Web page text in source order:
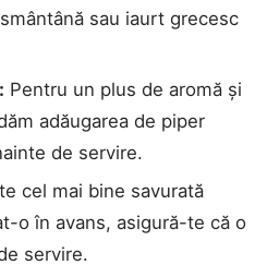
sau iaurt grecesc
Pentru un plus de aromă și
adăugarea de piper
de servire.
cel mai bine savurată
o în avans, asigură-te că o
servire.